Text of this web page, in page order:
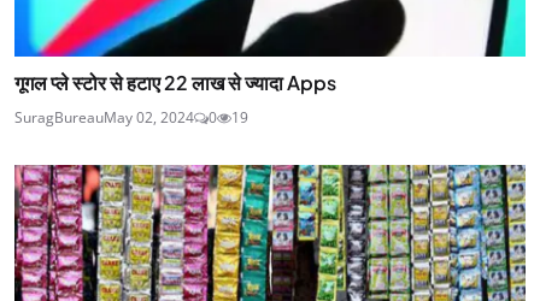
गूगल प्ले स्‍टोर से हटाए 22 लाख से ज्यादा Apps
SuragBureauMay 02, 2024 0 19